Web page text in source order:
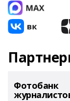
Фотобанк